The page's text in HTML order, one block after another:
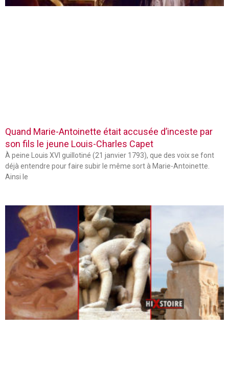
Quand Marie-Antoinette était accusée d’inceste par
son fils le jeune Louis-Charles Capet
À peine Louis XVI guillotiné (21 janvier 1793), que des voix se font
déjà entendre pour faire subir le même sort à Marie-Antoinette.
Ainsi le